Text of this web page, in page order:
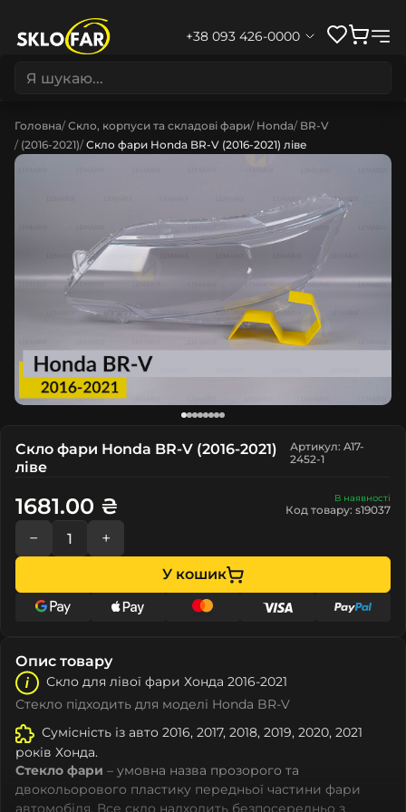
+38 093 426-0000
Головна Скло, корпуси та складові фари Honda BR-V
(2016-2021) Скло фари Honda BR-V (2016-2021) ліве
Скло фари Honda BR-V (2016-2021)
ліве
Артикул: A17-
2452-1
В наявності
Код товару: s19037
1681.00 ₴
− +
У кошик
Опис товару
Скло для лівої фари Хонда 2016-2021
Стекло підходить для моделі Honda BR-V
Сумісність із авто 2016, 2017, 2018, 2019, 2020, 2021
років Хонда.
Стекло фари – умовна назва прозорого та
двокольорового пластику передньої частини фари
автомобіля. Все скло надходить безпосередньо з